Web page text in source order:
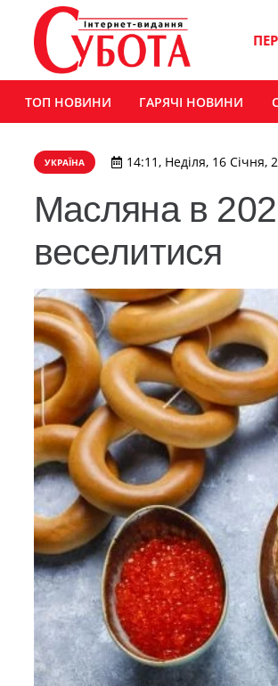
ТОП НОВИНИ ГАРЯЧІ НОВИНИ
УКРАЇНА 14:11, Неділя, 16 Січня,
Масляна в
веселитися